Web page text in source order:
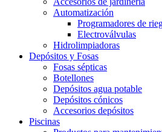
Automatización
Programadores de
Electroválvulas
Hidrolimpiadoras
Depósitos y Fosas
Fosas sépticas
Botellones
Depósitos agua potable
Depósitos cónicos
Accesorios depósitos
Piscinas